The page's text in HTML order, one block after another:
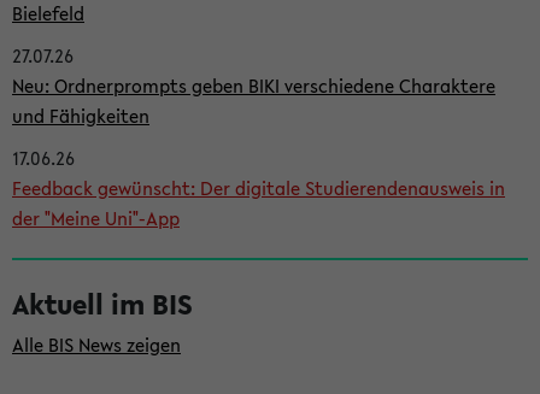
l
e
i
s
t
e
Bielefeld
27.07.26
Neu: Ordnerprompts geben BIKI verschiedene Charaktere
und Fähigkeiten
17.06.26
Feedback gewünscht: Der digitale Studierendenausweis in
der "Meine Uni"-App
Aktuell im BIS
Alle BIS News zeigen